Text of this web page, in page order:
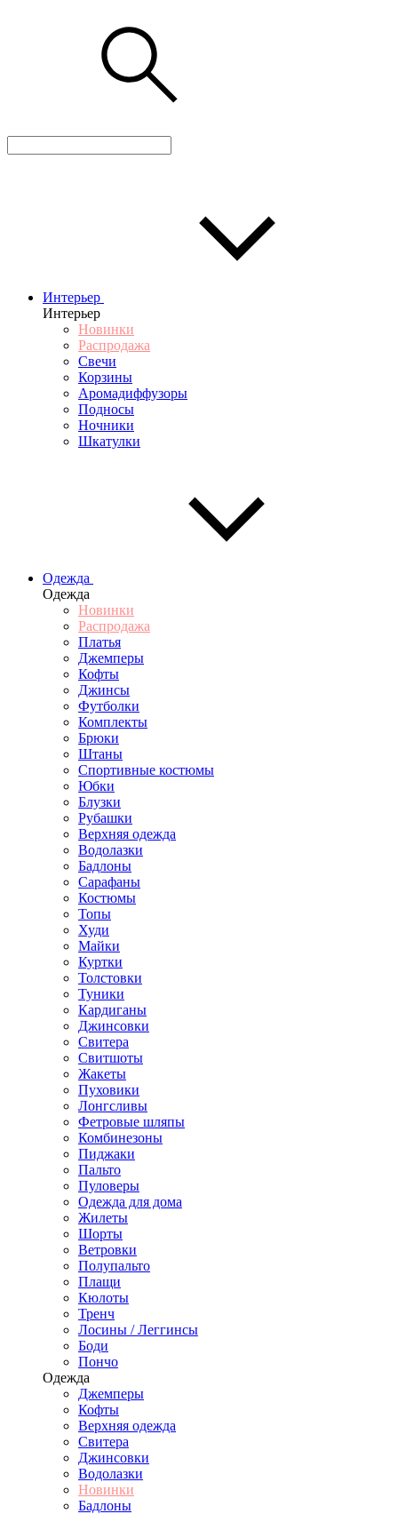
Интерьер
Интерьер
Новинки
Распродажа
Свечи
Корзины
Аромадиффузоры
Подносы
Ночники
Шкатулки
Одежда
Одежда
Новинки
Распродажа
Платья
Джемперы
Кофты
Джинсы
Футболки
Комплекты
Брюки
Штаны
Спортивные костюмы
Юбки
Блузки
Рубашки
Верхняя одежда
Водолазки
Бадлоны
Сарафаны
Костюмы
Топы
Худи
Майки
Куртки
Толстовки
Туники
Кардиганы
Джинсовки
Свитера
Свитшоты
Жакеты
Пуховики
Лонгсливы
Фетровые шляпы
Комбинезоны
Пиджаки
Пальто
Пуловеры
Одежда для дома
Жилеты
Шорты
Ветровки
Полупальто
Плащи
Кюлоты
Тренч
Лосины / Леггинсы
Боди
Пончо
Одежда
Джемперы
Кофты
Верхняя одежда
Свитера
Джинсовки
Водолазки
Новинки
Бадлоны